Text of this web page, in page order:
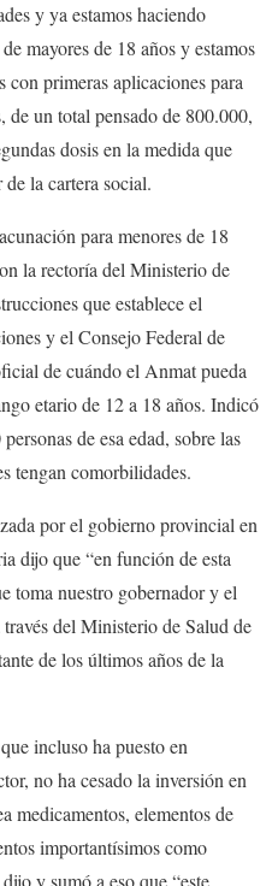
y ya estamos haciendo
mayores de 18 años y estamos
con primeras aplicaciones para
de un total pensado de 800.000,
dosis en la medida que
la cartera social.
para menores de 18
la rectoría del Ministerio de
que establece el
y el Consejo Federal de
de cuándo el Anmat pueda
etario de 12 a 18 años. Indicó
de esa edad, sobre las
tengan comorbilidades.
por el gobierno provincial en
dijo que “en función de esta
toma nuestro gobernador y el
del Ministerio de Salud de
de los últimos años de la
incluso ha puesto en
no ha cesado la inversión en
medicamentos, elementos de
importantísimos como
y sumó a eso que “este